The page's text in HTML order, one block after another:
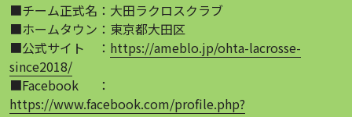
■チーム正式名：大田ラクロスクラブ
■ホームタウン：東京都大田区
■公式サイト　： https://ameblo.jp/ohta-lacrosse-
since2018/
■Facebook　  ：
https://www.facebook.com/profile.php?